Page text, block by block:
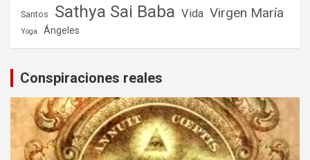
Santos Sathya Sai Baba Vida Virgen María
Yoga Ángeles
Conspiraciones reales